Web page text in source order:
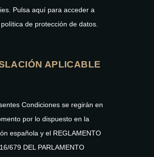
Pulsa aquí para acceder a
de protección de datos.
APLICABLE
Condiciones se regirán en
por lo dispuesto en la
española y el REGLAMENTO
679 DEL PARLAMENTO